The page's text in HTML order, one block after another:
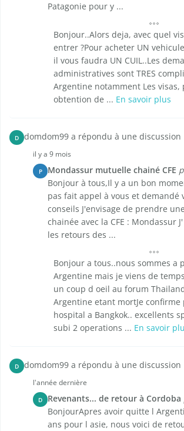
Patagonie pour y ...
Bonjour..Alors deja, avec quel
entrer ?Pour acheter UN
il vous faudra UN CUIL..Les
administratives sont TRES
Argentine notamment Les
obtention de ... En savoir plus
D domdom99 a répondu à une discussion
il y a 9 mois
P Mondassur mutuelle chainé CFE
Bonjour à tous,Il y a un bon
pas fait appel à vous et demandé
conseils J'envisage de prendre
chainée avec la CFE : Mondassur
les retours des ...
Bonjour a tous..nous sommes a
Argentine mais je viens de
un coup d oeil au forum
Argentine etant mortJe
hospital a Bangkok.. excellents
subi 2 operations ... En savoir
D domdom99 a répondu à une discussion
l'année dernière
D Revenants... de retour à Cordoba
BonjourApres avoir quitte l
ans pour l asie, nous voici de